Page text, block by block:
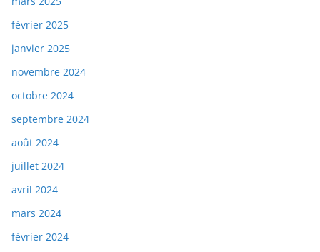
février 2025
janvier 2025
novembre 2024
octobre 2024
septembre 2024
août 2024
juillet 2024
avril 2024
mars 2024
février 2024